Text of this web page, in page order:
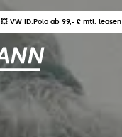
💥 VW ID.Polo ab 99,- € mtl. leasen